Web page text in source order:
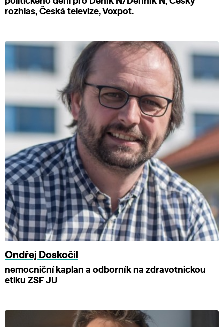
rozhlas, Česká televize, Voxpot.
Ondřej Doskočil
nemocniční kaplan a odborník na zdravotnickou
etiku ZSF JU